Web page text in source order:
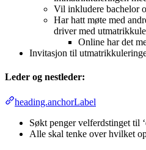
Vil inkludere bachelor
Har hatt møte med
driver med
Online har det
Invitasjon til
Leder og nestleder:
heading.anchorLabel
Søkt penger velferdstinget til
Alle skal tenke over hvilket